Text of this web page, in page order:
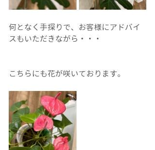
何となく手探りで、お客様にアドバイ
スもいただきながら・・・
こちらにも花が咲いております。